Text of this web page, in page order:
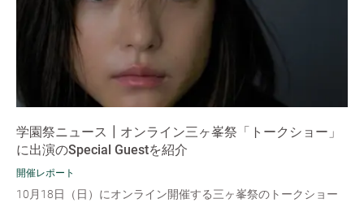
学園祭ニュース┃オンライン三ヶ峯祭「トークショー」
に出演のSpecial Guestを紹介
開催レポート
10月18日（日）にオンライン開催する三ヶ峯祭のトークショー